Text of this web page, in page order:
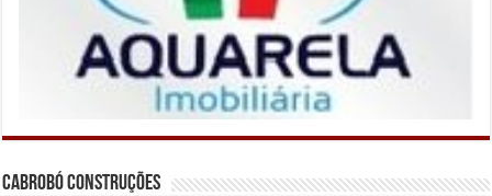
Cabrobó Construções